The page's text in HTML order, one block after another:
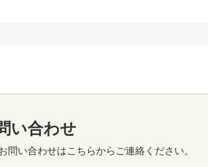
い合わせ
い合わせはこちらからご連絡ください。